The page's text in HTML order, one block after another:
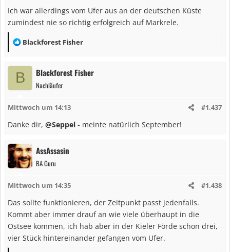
Ich war allerdings vom Ufer aus an der deutschen Küste
zumindest nie so richtig erfolgreich auf Markrele.
R
a
k
o
n
n
:
Blackforest Fisher
B Blackforest Fisher
Nachläufer
Mittwoch um 14:13 #1.437
Danke dir, @Seppel - meinte natürlich September!
AssAssasin
BA Guru
Mittwoch um 14:35 #1.438
Das sollte funktionieren, der Zeitpunkt passt jedenfalls.
Kommt aber immer drauf an wie viele überhaupt in die
Ostsee kommen, ich hab aber in der Kieler Förde schon drei,
vier Stück hintereinander gefangen vom Ufer.